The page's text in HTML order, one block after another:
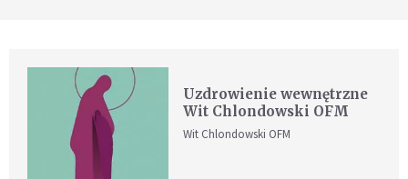
Uzdrowienie wewnętrzne
Wit Chlondowski OFM
Wit Chlondowski OFM